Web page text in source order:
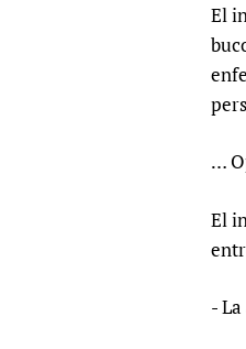
El
…
El
-